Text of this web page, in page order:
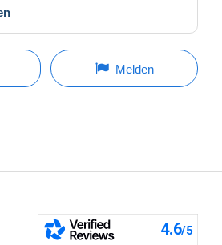
Melden